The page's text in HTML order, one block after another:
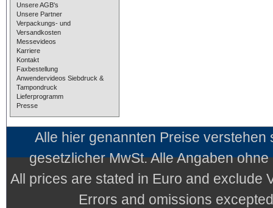
Unsere AGB's
Unsere Partner
Verpackungs- und
Versandkosten
Messevideos
Karriere
Kontakt
Faxbestellung
Anwendervideos Siebdruck &
Tampondruck
Lieferprogramm
Presse
Alle hier genannten Preise
gesetzlicher MwSt. Alle Angaben
All prices are stated in Euro and exclude
Errors and omissions